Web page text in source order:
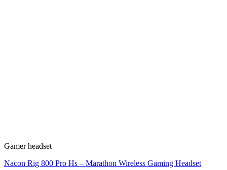
Gamer headset
Nacon Rig 800 Pro Hs – Marathon Wireless Gaming Headset